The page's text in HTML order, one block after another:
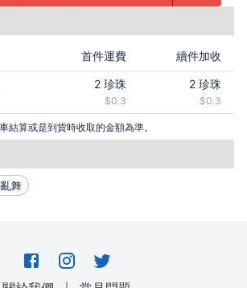
首件運費 續件加收
2 珍珠
$0.3
2 珍珠
$0.3
結算或是到貨時收取的金額為準。
舞